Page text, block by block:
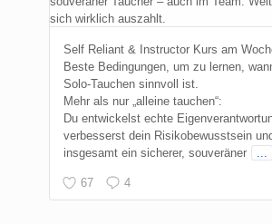
Self Reliant & Instructor Kurs am
Beste Bedingungen, um zu lernen,
Solo-Tauchen sinnvoll ist.
Mehr als nur „alleine tauchen“:
Du entwickelst echte
verbesserst dein Risikobewusstsein
insgesamt ein sicherer, souveräner
...
67 4